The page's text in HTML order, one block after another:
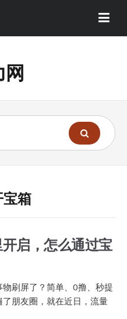
网
箱
启，怎么通过宝
刷屏了？简单、0撸、秒提
朋友圈，就在近日，流量